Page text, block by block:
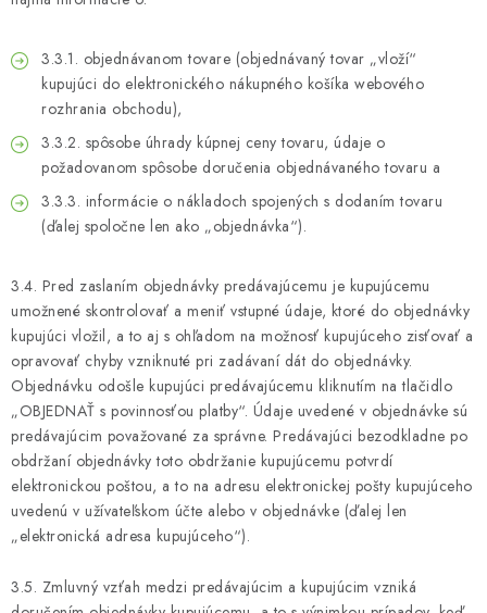
3.3.1. objednávanom tovare (objednávaný tovar „vloží“
kupujúci do elektronického nákupného košíka webového
rozhrania obchodu),
3.3.2. spôsobe úhrady kúpnej ceny tovaru, údaje o
požadovanom spôsobe doručenia objednávaného tovaru a
3.3.3. informácie o nákladoch spojených s dodaním tovaru
(ďalej spoločne len ako „objednávka“).
3.4. Pred zaslaním objednávky predávajúcemu je kupujúcemu
umožnené skontrolovať a meniť vstupné údaje, ktoré do objednávky
kupujúci vložil, a to aj s ohľadom na možnosť kupujúceho zisťovať a
opravovať chyby vzniknuté pri zadávaní dát do objednávky.
Objednávku odošle kupujúci predávajúcemu kliknutím na tlačidlo
„OBJEDNAŤ s povinnosťou platby“. Údaje uvedené v objednávke sú
predávajúcim považované za správne. Predávajúci bezodkladne po
obdržaní objednávky toto obdržanie kupujúcemu potvrdí
elektronickou poštou, a to na adresu elektronickej pošty kupujúceho
uvedenú v užívateľskom účte alebo v objednávke (ďalej len
„elektronická adresa kupujúceho“).
3.5. Zmluvný vzťah medzi predávajúcim a kupujúcim vzniká